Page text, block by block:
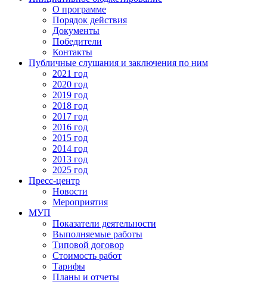
О программе
Порядок действия
Документы
Победители
Контакты
Публичные слушания и заключения по ним
2021 год
2020 год
2019 год
2018 год
2017 год
2016 год
2015 год
2014 год
2013 год
2025 год
Пресс-центр
Новости
Мероприятия
МУП
Показатели деятельности
Выполняемые работы
Типовой договор
Стоимость работ
Тарифы
Планы и отчеты